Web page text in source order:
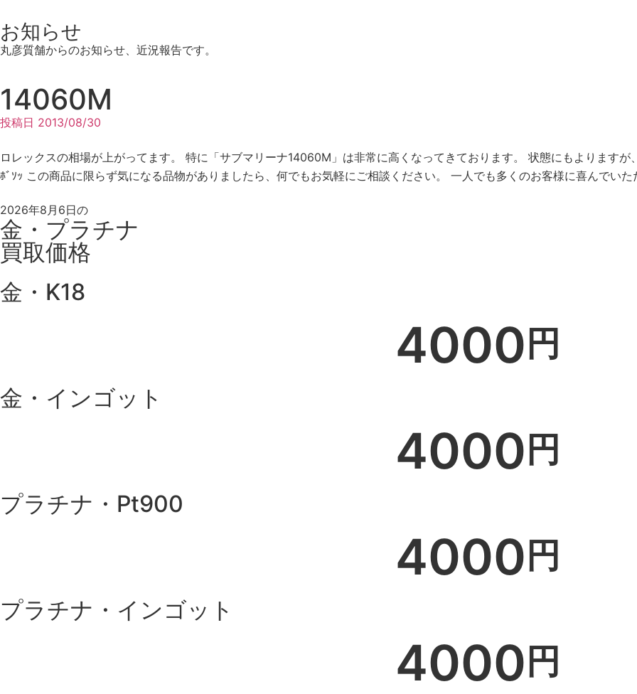
お知らせ
丸彦質舗からのお知らせ、近況報告です。
14060M
投稿日 2013/08/30
ロレックスの相場が上がってます。
特に「サブマリーナ14060M」は非常に高くなってきております。 状態にもよります
ﾎﾞｿｯ この商品に限らず気になる品物がありましたら、何でもお気軽にご相談ください。 一人でも多くのお客様に喜んでい
2026年8月6日の
金・プラチナ
買取価格
金・K18
4000 円
金・インゴット
4000 円
プラチナ・Pt900
4000 円
プラチナ・インゴット
4000 円